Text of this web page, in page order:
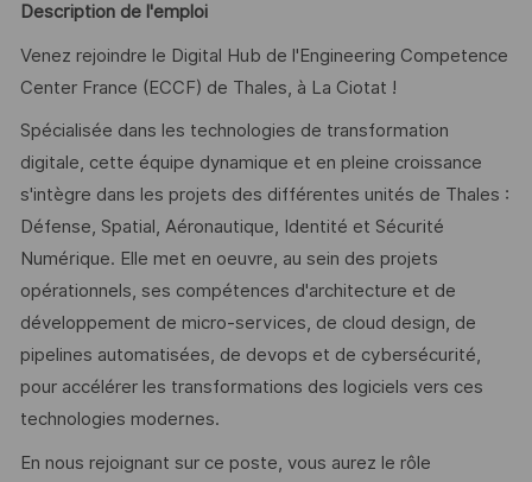
Description de l'emploi
Venez rejoindre le Digital Hub de l'Engineering Competence
Center France (ECCF) de Thales, à La Ciotat !
Spécialisée dans les technologies de transformation
digitale, cette équipe dynamique et en pleine croissance
s'intègre dans les projets des différentes unités de Thales :
Défense, Spatial, Aéronautique, Identité et Sécurité
Numérique. Elle met en oeuvre, au sein des projets
opérationnels, ses compétences d'architecture et de
développement de micro-services, de cloud design, de
pipelines automatisées, de devops et de cybersécurité,
pour accélérer les transformations des logiciels vers ces
technologies modernes.
En nous rejoignant sur ce poste, vous aurez le rôle